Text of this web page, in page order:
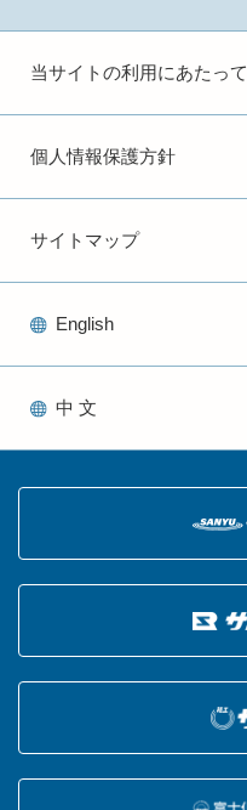
当サイトの利用にあたって
個人情報保護方針
サイトマップ
English
中 文